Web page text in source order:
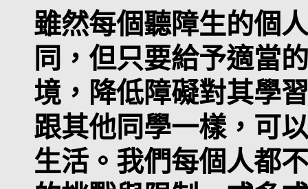
雖然每個聽障生的個
同，但只要給予適當
境，降低障礙對其學
跟其他同學一樣，可
生活。我們每個人都